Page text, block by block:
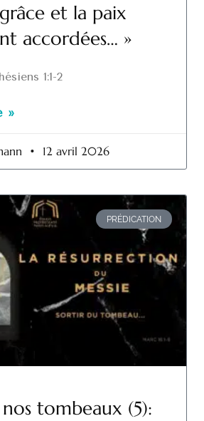
et la paix
accordées… »
1:1-2
»
12 avril 2026
PRÉDICATION
tombeaux (5):